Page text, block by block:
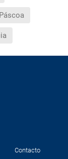
Páscoa
Contacto